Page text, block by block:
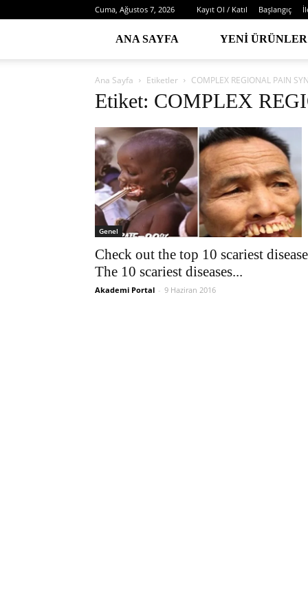
Cuma, Ağustos 7, 2026 Kayıt Ol / Katıl Başlangıç
ANA SAYFA YENI ÜRÜNLER
Ana Sayfa Etiketler COMPLEX REGIONAL PAIN
Etiket: COMPLEX
Genel
Check out the top 10 scariest
The 10 scariest diseases...
Akademi Portal - 9 Haziran 2016